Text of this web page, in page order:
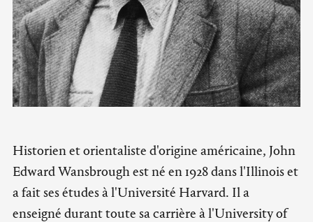
Historien et orientaliste d'origine américaine, John
Edward Wansbrough est né en 1928 dans l'Illinois et
a fait ses études à l'Université Harvard. Il a
enseigné durant toute sa carrière à l'University of